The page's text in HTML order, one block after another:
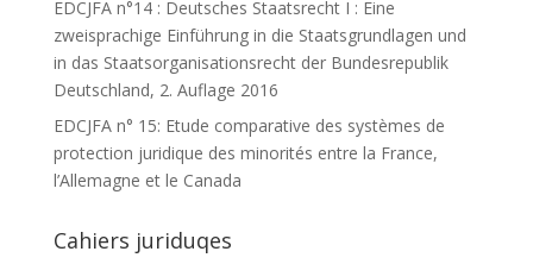
EDCJFA n°14 : Deutsches Staatsrecht I : Eine
zweisprachige Einführung in die Staatsgrundlagen und
in das Staatsorganisationsrecht der Bundesrepublik
Deutschland, 2. Auflage 2016
EDCJFA n° 15: Etude comparative des systèmes de
protection juridique des minorités entre la France,
l’Allemagne et le Canada
Cahiers juriduqes